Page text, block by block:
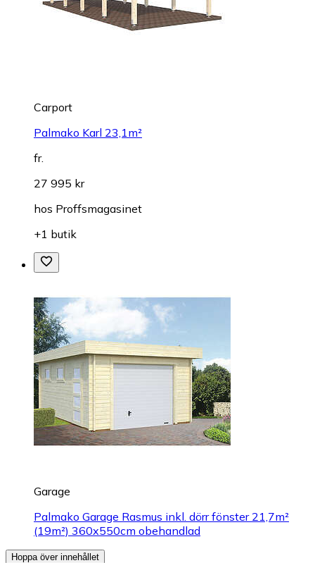
Carport
Palmako Karl 23,1m²
fr.
27 995 kr
hos Proffsmagasinet
+1 butik
Garage
Palmako Garage Rasmus inkl. dörr fönster 21,7m²
(19m²) 360x550cm obehandlad
Hoppa över innehållet